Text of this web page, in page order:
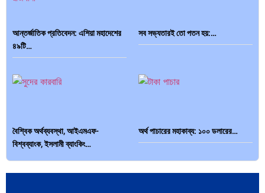
আন্তর্জাতিক প্রতিবেদন: এশিয়া মহাদেশের
৪৯টি…
সব সভ্যতারই তো পতন হয়:…
বৈশ্বিক অর্থব্যবস্থা, আইএমএফ-
বিশ্বব্যাংক, ইসলামী ব্যাংকিং…
অর্থ পাচারের মহাকাব্য: ১০০ ডলারের…